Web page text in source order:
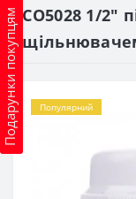
Подарунки покупцямECO5028 1/2″
Популярний